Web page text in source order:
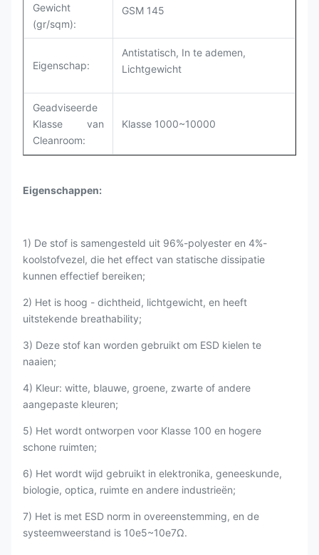
Gewicht
(gr/sqm):
GSM 145
Eigenschap:
Antistatisch, In te ademen,
Lichtgewicht
Geadviseerde
Klasse van
Cleanroom:
Klasse 1000~10000
Eigenschappen:
1) De stof is samengesteld uit 96%-polyester en 4%-
koolstofvezel, die het effect van statische dissipatie
kunnen effectief bereiken;
2) Het is hoog - dichtheid, lichtgewicht, en heeft
uitstekende breathability;
3) Deze stof kan worden gebruikt om ESD kielen te
naaien;
4) Kleur: witte, blauwe, groene, zwarte of andere
aangepaste kleuren;
5) Het wordt ontworpen voor Klasse 100 en hogere
schone ruimten;
6) Het wordt wijd gebruikt in elektronika, geneeskunde,
biologie, optica, ruimte en andere industrieën;
7) Het is met ESD norm in overeenstemming, en de
systeemweerstand is 10e5~10e7Ω.